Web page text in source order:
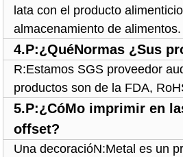
lata con el producto
almacenamiento de alimentos.
4.P:¿QuéNormas ¿Sus
R:Estamos SGS proveedor
productos son de la FDA,
5.P:¿CóMo imprimir en
offset?
Una decoracióN:Metal es un